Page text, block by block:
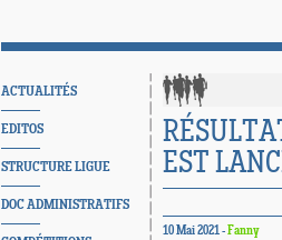
ACTUALITÉS
EDITOS
STRUCTURE LIGUE
DOC ADMINISTRATIFS
EST
10 Mai 2021 -Fanny